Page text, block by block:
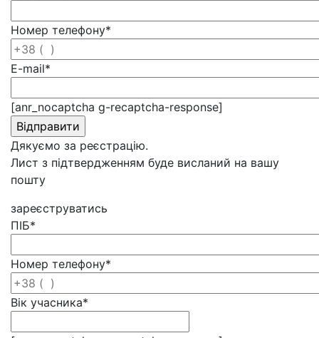
Номер телефону*
E-mail*
[anr_nocaptcha g-recaptcha-response]
Дякуємо за реєстрацію.
Лист з підтвердженням буде висланий на вашу
пошту
зареєструватись
ПІБ*
Номер телефону*
Вік учасника*